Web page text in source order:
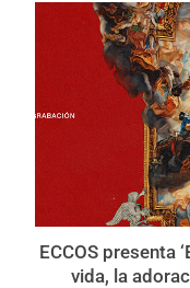
ECCOS presenta
vida, la